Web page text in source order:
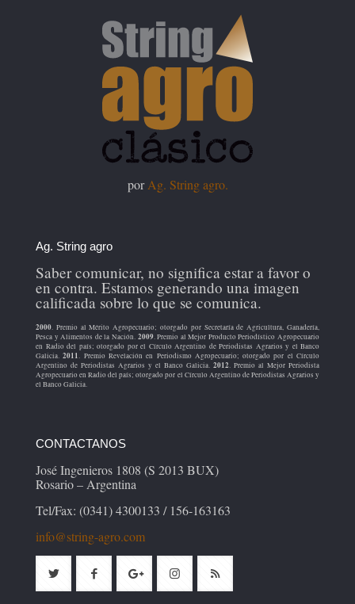
porAg. String agro.
Ag. String agro
Saber comunicar, no significa estar a favor o
en contra. Estamos generando una imagen
calificada sobre lo que se comunica.
2000. Premio al Mérito Agropecuario; otorgado por Secretaría de Agricultura, Ganadería,
Pesca y Alimentos de la Nación. 2009. Premio al Mejor Producto Periodístico Agropecuario
en Radio del país; otorgado por el Círculo Argentino de Periodistas Agrarios y el Banco
Galicia.2011. Premio Revelación en Periodismo Agropecuario; otorgado por el Círculo
Argentino de Periodistas Agrarios y el Banco Galicia. 2012. Premio al Mejor Periodista
Agropecuario en Radio del país; otorgado por el Círculo Argentino de Periodistas Agrarios y
el Banco Galicia.
CONTACTANOS
José Ingenieros 1808 (S 2013 BUX)
Rosario – Argentina
Tel/Fax: (0341) 4300133 / 156-163163
info@string-agro.com